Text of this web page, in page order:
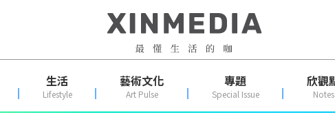
生活
Lifestyle
藝術文化
Art Pulse
專題
Special Issue
欣觀
Notes